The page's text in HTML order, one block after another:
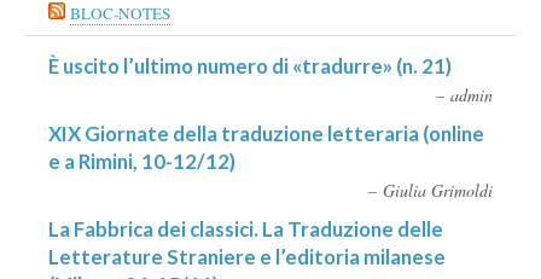
BLOC-NOTES
È uscito l’ultimo numero di «tradurre» (n. 21)
admin
XIX Giornate della traduzione letteraria (online
e a Rimini, 10-12/12)
Giulia Grimoldi
La Fabbrica dei classici. La Traduzione delle
Letterature Straniere e l’editoria milanese